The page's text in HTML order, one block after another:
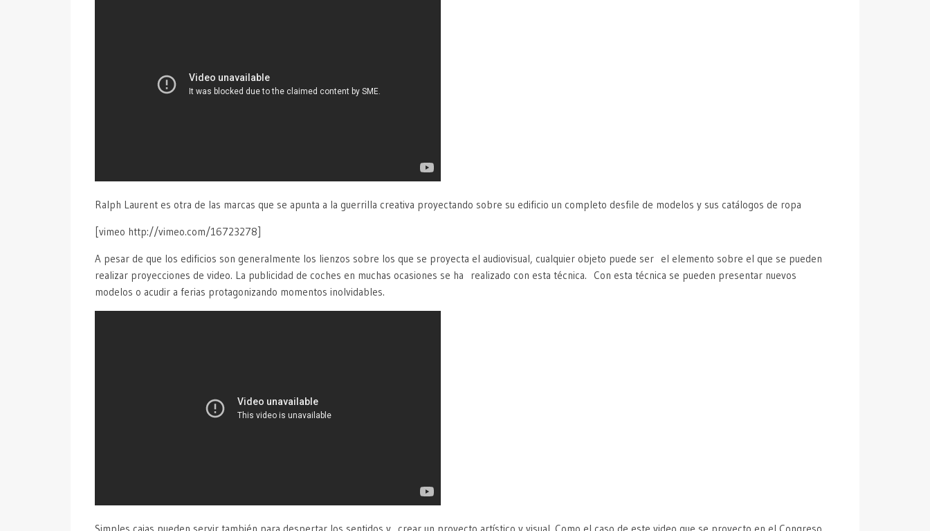
Ralph Laurent es otra de las marcas que se apunta a la guerrilla creativa proyectando sobre su edificio un completo desfile de modelos y sus catálogos de ropa
[vimeo http://vimeo.com/16723278]
A pesar de que los edificios son generalmente los lienzos sobre los que se proyecta el audiovisual, cualquier objeto puede ser el elemento sobre el que se pueden
realizar proyecciones de video. La publicidad de coches en muchas ocasiones se ha realizado con esta técnica. Con esta técnica se pueden presentar nuevos
modelos o acudir a ferias protagonizando momentos inolvidables.